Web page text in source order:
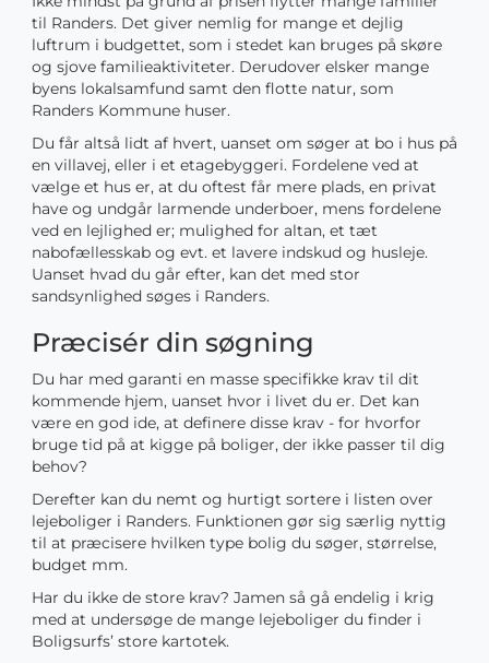
til Randers. Det giver nemlig for mange et dejlig
luftrum i budgettet, som i stedet kan bruges på skøre
og sjove familieaktiviteter. Derudover elsker mange
byens lokalsamfund samt den flotte natur, som
Randers Kommune huser.
Du får altså lidt af hvert, uanset om søger at bo i hus på
en villavej, eller i et etagebyggeri. Fordelene ved at
vælge et hus er, at du oftest får mere plads, en privat
have og undgår larmende underboer, mens fordelene
ved en lejlighed er; mulighed for altan, et tæt
nabofællesskab og evt. et lavere indskud og husleje.
Uanset hvad du går efter, kan det med stor
sandsynlighed søges i Randers.
Præcisér din søgning
Du har med garanti en masse specifikke krav til dit
kommende hjem, uanset hvor i livet du er. Det kan
være en god ide, at definere disse krav - for hvorfor
bruge tid på at kigge på boliger, der ikke passer til dig
behov?
Derefter kan du nemt og hurtigt sortere i listen over
lejeboliger i Randers. Funktionen gør sig særlig nyttig
til at præcisere hvilken type bolig du søger, størrelse,
budget mm.
Har du ikke de store krav? Jamen så gå endelig i krig
med at undersøge de mange lejeboliger du finder i
Boligsurfs’ store kartotek.